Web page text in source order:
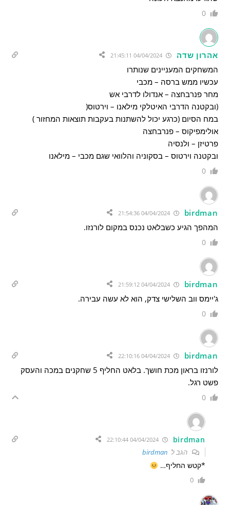
0
אהרון שדה
המשחקים המעניינים שנותרו
עכשיו ממש ברסה – מכבי
מחר פנרבחצה – אנדולו לדרבי אש
(ובקטנה הדרבי האיטלקי מילאנו – וירטוס(
במח הסיום (כרגע יכול להשתנות בעקבות תוצאות המחזור )
אולימפיקוס – פנרבחצה
פרטיזן – ולנסיה
ובקטנה וירטוס – בסקוניה והלוואי שגם מכבי – מילאנו
0
birdman
04/04/2024 21:54:36
המהפך הגיע כשבלאט נכנס במקום לורנזו.
0
birdman
04/04/2024 21:59:12
ג'יימס ווב השלישי צדק, הוא לא עשה עבירה.
0
birdman
04/04/2024 22:10:16
לורנזו בראון מכת חושך. בלאט החליף 5 שחקנים במכה והעסק
פשט רגל.
0
birdman
04/04/2024 22:10:44
הגב ל birdman
*קטש החליף…
0